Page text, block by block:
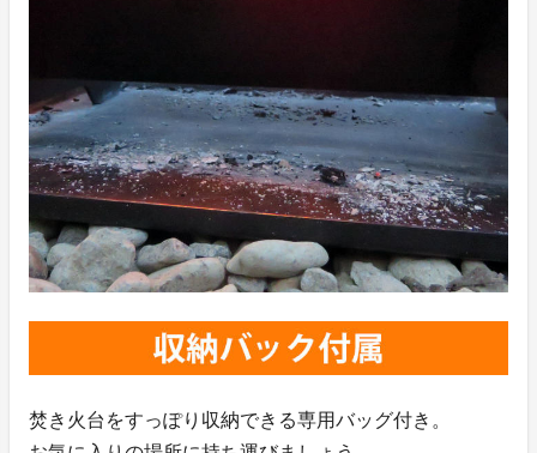
焚き火台をすっぽり収納できる専用バッグ付き。